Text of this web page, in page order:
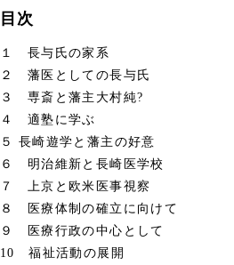
目次
１ 長与氏の家系
２ 藩医としての長与氏
３ 専斎と藩主大村純?
４ 適塾に学ぶ
５ 長崎遊学と藩主の好意
６ 明治維新と長崎医学校
７ 上京と欧米医事視察
８ 医療体制の確立に向けて
９ 医療行政の中心として
10 福祉活動の展開